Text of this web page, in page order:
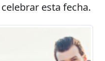
esta fecha.